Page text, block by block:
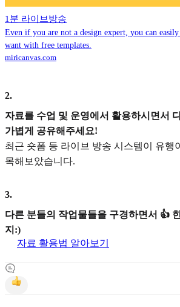
1분 라이브방송
Even if you are not a design expert, you can
want with free templates.
miricanvas.com
2.
자료를 수업 및 운영에서 활용하시면서
가볍게 공유해주세요!
최근 숏폼 등 라이브 방송 시스템이 유행
목해보았습니다.
3.
다른 분들의 작업물들을 구경하면서 👍
지:)
자료 활용법 알아보기